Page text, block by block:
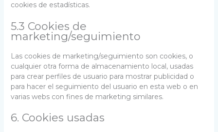
cookies de estadísticas.
5.3 Cookies de
marketing/seguimiento
Las cookies de marketing/seguimiento son cookies, o
cualquier otra forma de almacenamiento local, usadas
para crear perfiles de usuario para mostrar publicidad o
para hacer el seguimiento del usuario en esta web o en
varias webs con fines de marketing similares.
6. Cookies usadas